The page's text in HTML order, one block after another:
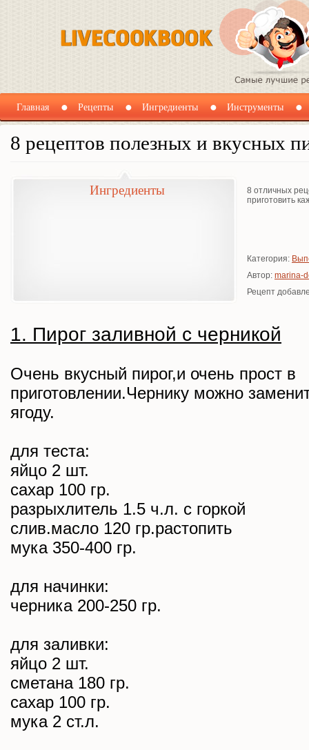
Главная Рецепты Ингредиенты Инструменты
8 рецептов полезных и вкусных
Ингредиенты
8 отличных
приготовить
Категория:
Автор: marina-
Рецепт
1. Пирог заливной с черникой
Очень вкусный пирог,и очень прост в
приготовлении.Чернику можно
ягоду.
для теста:
яйцо 2 шт.
сахар 100 гр.
разрыхлитель 1.5 ч.л. с горкой
слив.масло 120 гр.растопить
мука 350-400 гр.
для начинки:
черника 200-250 гр.
для заливки:
яйцо 2 шт.
сметана 180 гр.
сахар 100 гр.
мука 2 ст.л.